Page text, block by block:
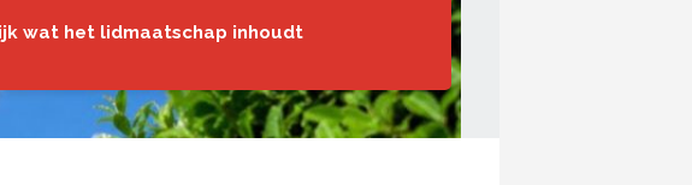
wat het lidmaatschap inhoudt